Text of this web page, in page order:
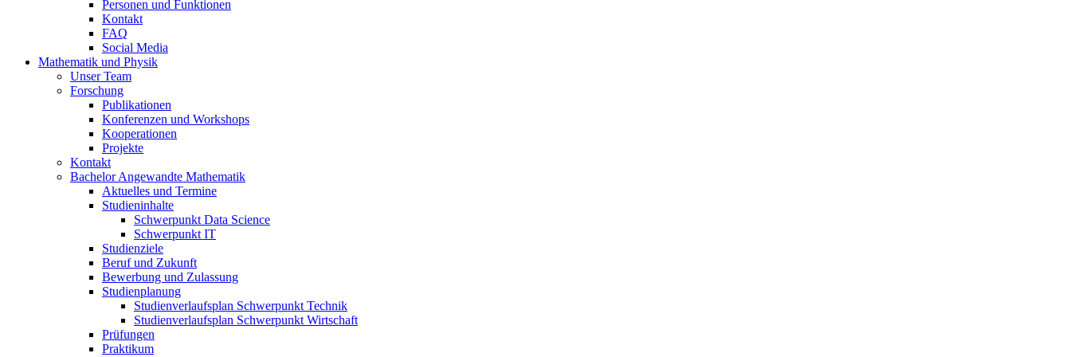
Personen und Funktionen
Kontakt
FAQ
Social Media
Mathematik und Physik
Unser Team
Forschung
Publikationen
Konferenzen und Workshops
Kooperationen
Projekte
Kontakt
Bachelor Angewandte Mathematik
Aktuelles und Termine
Studieninhalte
Schwerpunkt Data Science
Schwerpunkt IT
Studienziele
Beruf und Zukunft
Bewerbung und Zulassung
Studienplanung
Studienverlaufsplan Schwerpunkt Technik
Studienverlaufsplan Schwerpunkt Wirtschaft
Prüfungen
Praktikum